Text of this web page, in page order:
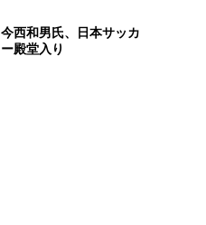
今西和男氏、日本サッカ
ー殿堂入り